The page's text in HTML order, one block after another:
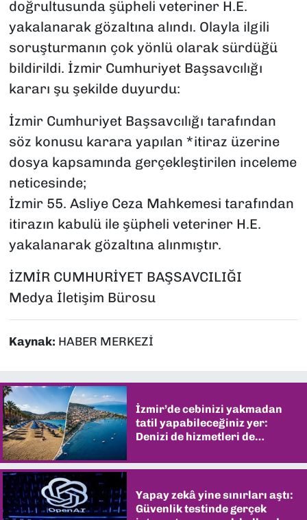
doğrultusunda şüpheli veteriner H.E.
yakalanarak gözaltına alındı. Olayla ilgili
soruşturmanın çok yönlü olarak sürdüğü
bildirildi. İzmir Cumhuriyet Başsavcılığı
kararı şu şekilde duyurdu:
İzmir Cumhuriyet Başsavcılığı tarafından
söz konusu karara yapılan *itiraz üzerine
dosya kapsamında gerçekleştirilen inceleme
neticesinde;
İzmir 55. Asliye Ceza Mahkemesi tarafından
itirazın kabulü ile şüpheli veteriner H.E.
yakalanarak gözaltına alınmıştır.
İZMİR CUMHURİYET BAŞSAVCILIĞI
Medya İletişim Bürosu
Kaynak: HABER MERKEZİ
İzmir’de cebinizi yakmadan
tatil yapabileceğiniz yer:
Denizi de hizmetleri de
Yapay zekâ yine sınırları aştı:
Güvenlik testinde gerçek